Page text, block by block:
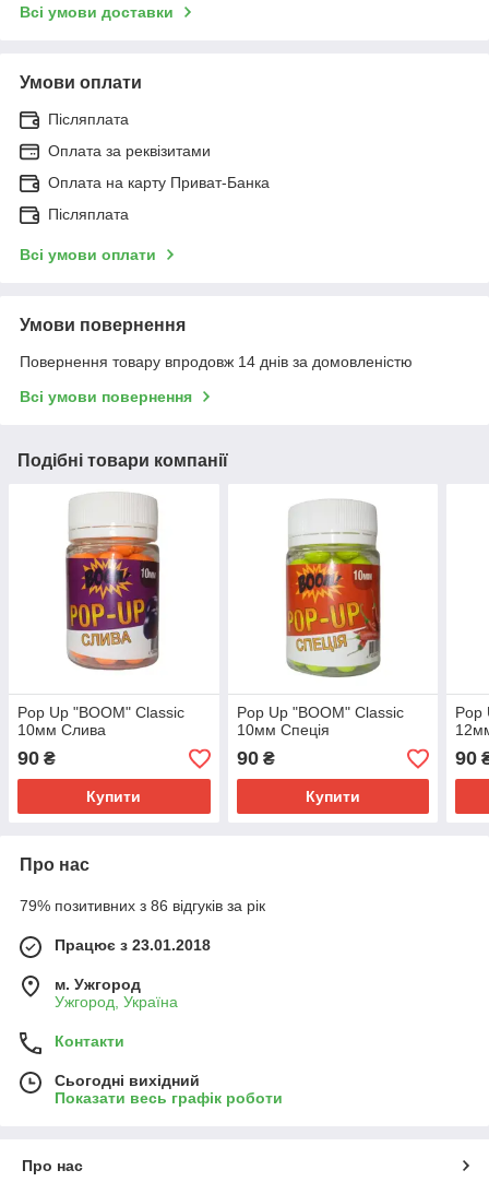
Всі умови доставки
Умови оплати
Післяплата
Оплата за реквізитами
Оплата на карту Приват-Банка
Післяплата
Всі умови оплати
Умови повернення
Повернення товару впродовж 14 днів за домовленістю
Всі умови повернення
Подібні товари компанії
Pop Up "BOOM" Classic
10мм Слива
90 ₴
Купити
Pop Up "BOOM" Classic
10мм Спеція
90₴
Купити
Pop
90
Про нас
79% позитивних з 86 відгуків за рік
Працює з 23.01.2018
м. Ужгород
Ужгород, Україна
Контакти
Сьогодні вихідний
Показати весь графік роботи
Про нас